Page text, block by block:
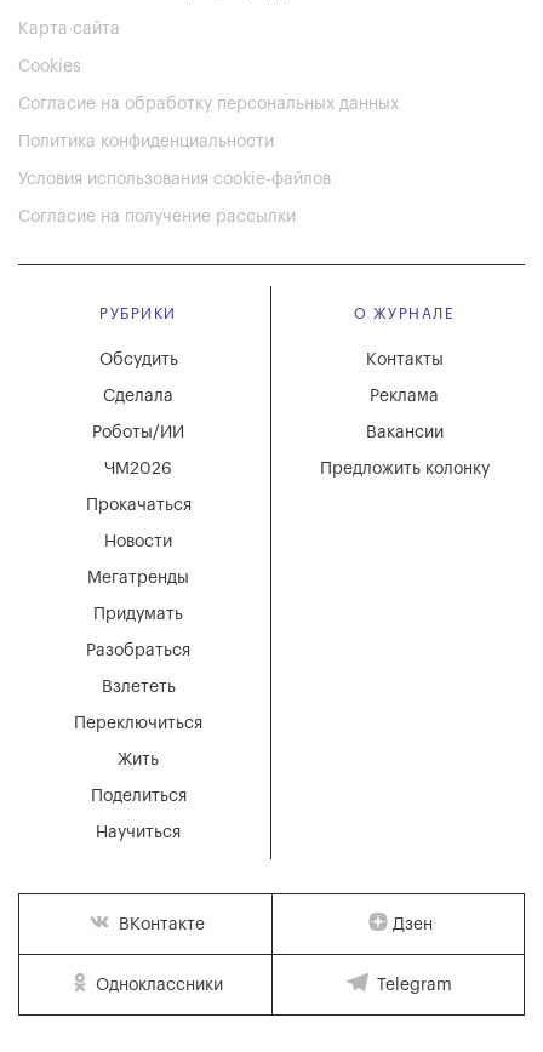
Карта сайта
Cookies
Согласие на обработку персональных данных
Политика конфиденциальности
Условия использования cookie-файлов
Согласие на получение рассылки
РУБРИКИ
Мегатренды
Придумать
Разобраться
Взлететь
Новости
Переключиться
Жить
Поделиться
Научиться
Обсудить
Сделала
Роботы/ИИ
ЧМ2026
Прокачаться
О ЖУРНАЛЕ
Вакансии
Реклама
Контакты
Предложить колонку
ВКонтакте Дзен
Одноклассники Telegram